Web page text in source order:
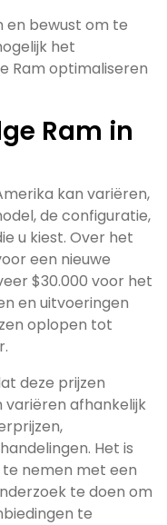
en bewust om te
het
Ram optimaliseren
Ram in
kan variëren,
de configuratie,
u kiest. Over het
een nieuwe
$30.000 voor het
en uitvoeringen
oplopen tot
deze prijzen
variëren afhankelijk
Het is
nemen met een
te doen om
te